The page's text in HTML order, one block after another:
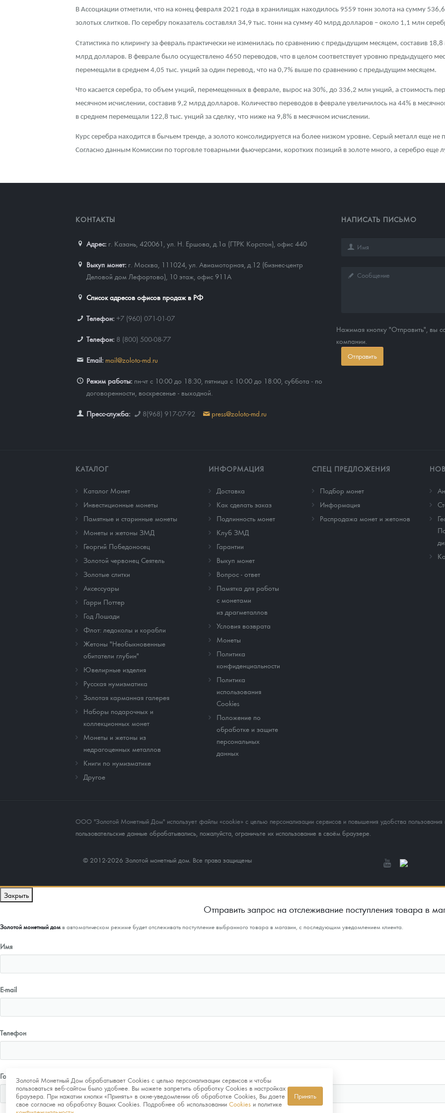
Золотой червонец Сеятель
Золотые слитки
Гарри Поттер
Жетоны "Необыкновенные обитатели глубин"
Золотая карманная галерея
Наборы подарочных и коллекционных монет
Монеты и жетоны из недрагоценных металлов
Книги по нумизматике
Выкуп монет
Выкуп серебряных монет
Вопрос - ответ
Памятка для работы с монетами из драгметаллов
Условия возврата
Политика использования Cookies
Распродажа монет и жетонов
Итоги 2025 года. Прогноз курсов золота, серебра, платины на 2026 год
Cтатьи
Георгий Победоносец - динамика цен
Курс золота и серебра
Лом выкуп
Контакты
О нас
Письмо директору
В Ассоциации отметили, что на конец февраля 2021 года в хранилищах находилось 9559 тонн золота на сумму
золотых слитков. По серебру показатель составлял 34,9 тыс. тонн на сумму 40 млрд долларов – около 1,1 млн
Статистика по клирингу за февраль практически не изменилась по сравнению с предыдущим месяцем, составив
млрд долларов. В феврале было осуществлено 4650 переводов, что в целом соответствует уровню предыдущего
перемещали в среднем 4,05 тыс. унций за один перевод, что на 0,7% выше по сравнению с предыдущим месяцем.
Что касается серебра, то объем унций, перемещенных в феврале, вырос на 30%, до 336,2 млн унций, а стоимость
месячном исчислении, составив 9,2 млрд долларов. Количество переводов в феврале увеличилось на 44% в
в среднем перемещали 122,8 тыс. унций за сделку, что ниже на 9,8% в месячном исчислении.
Курс серебра находится в бычьем тренде, а золото консолидируется на более низком уровне. Серый металл еще
Согласно данным Комиссии по торговле товарными фьючерсами, коротких позиций в золоте много, а серебро еще
КОНТАКТЫ
Адрес: г. Казань, 420061 ул. Н. Ершова, д.1а (ГТРК Корстон), офис 440
Выкуп монет: г. Москва, 111024, ул. Авиамоторная, д.12 (бизнес-центр
Деловой дом Лефортово), 10 этаж, офис 911А
Список адресов офисов продаж в РФ
Телефон: +7 (960) 071-01-07
Телефон: 8 (800) 500-08-77
Email: mail@zoloto-md.ru
Режим работы: пн-чт с 10:00 до 18:30, пятница с 10:00 до 18:00, суббота - по
договоренности, воскресенье - выходной.
Пресс-служба: 8(968) 917-07-92 press@zoloto-md.ru
НАПИСАТЬ ПИСЬМО
Нажимая кнопку "Отправить", вы
компании.
Отправить
КАТАЛОГ
Каталог Монет
Инвестиционные монеты
Памятные и старинные монеты
Монеты и жетоны ЗМД
Георгий Победоносец
Золотой червонец Сеятель
Золотые слитки
Аксессуары
Гарри Поттер
Год Лошади
Флот: ледоколы и корабли
Жетоны "Необыкновенные
обитатели глубин"
Ювелирные изделия
Русская нумизматика
Золотая карманная галерея
Наборы подарочных и
коллекционных монет
Монеты и жетоны из
недрагоценных металлов
Книги по нумизматике
Другое
ИНФОРМАЦИЯ
Доставка
Как сделать заказ
Подлинность монет
Клуб ЗМД
Гарантии
Выкуп монет
Вопрос - ответ
Памятка для работы
с монетами
из драгметаллов
Условия возврата
Монеты
Политика
конфиденциальности
Политика
использования
Cookies
Положение по
обработке и защите
персональных
данных
СПЕЦ ПРЕДЛОЖЕНИЯ
Подбор монет
Информация
Распродажа монет и жетонов
ООО "Золотой Монетный Дом" использует файлы «cookie» с целью персонализации сервисов и повышения удобства пользования
пользовательские данные обрабатывались, пожалуйста, ограничьте их использование в своём браузере.
© 2012-2026 Золотой монетный дом. Все права защищены
Золотой Монетный Дом обрабатывает Cookies с целью персонализации сервисов и чтобы
пользоваться веб-сайтом было удобнее. Вы можете запретить обработку Cookies в настройках
браузера. При нажатии кнопки «Принять» в окне-уведомлении об обработке Cookies, Вы даете
свое согласие на обработку Ваших Cookies. Подробнее об использовании Cookies и политике
Принять
Закрыть
Отправить запрос на отслеживание поступления товара в
Золотой монетный домв автоматическом режиме будет отслеживать поступление выбранного товара в магазин, с последующим уведомлением клиента.
Имя
E-mail
Телефон
Город